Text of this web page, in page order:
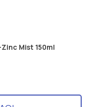
Mist 150ml